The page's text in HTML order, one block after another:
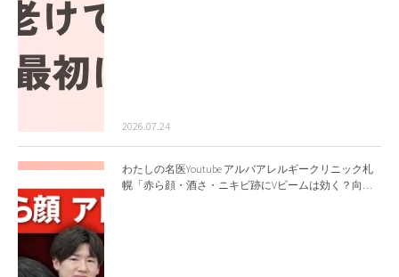
2026.07.24
わたしの名医Youtube アルバアレルギークリニック札
幌「赤ら顔・酒さ・ニキビ跡にVビームは効く？向い